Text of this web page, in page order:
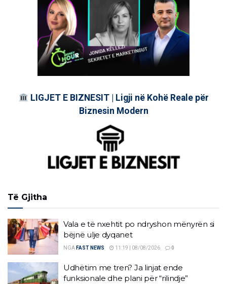
LIGJET E BIZNESIT | Ligji në Kohë Reale për
Biznesin Modern
Të Gjitha
Vala e të nxehtit po ndryshon mënyrën si
bëjnë ulje dyqanet
NGA FAST NEWS 11:19 | 08/08/2026 0
Udhëtim me tren? Ja linjat ende
funksionale dhe plani për “rilindje”